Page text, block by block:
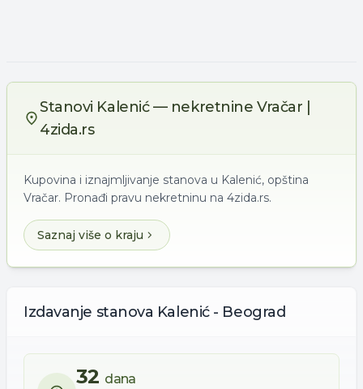
Stanovi Kalenić — nekretnine Vračar |
4zida.rs
Kupovina i iznajmljivanje stanova u Kalenić, opština
Vračar. Pronađi pravu nekretninu na 4zida.rs.
Saznaj više o kraju
Izdavanje stanova Kalenić - Beograd
32 dana